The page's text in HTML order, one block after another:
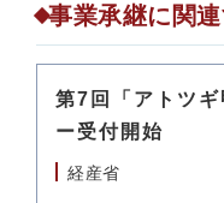
事業承継に関
第7回「アトツ
ー受付開始
経産省